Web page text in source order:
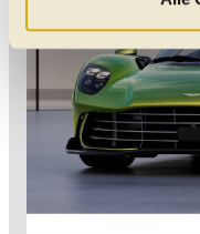
Daten verarbeitet, für
geben. Bitte
Einschränkung
Funktionalitäten der
können die